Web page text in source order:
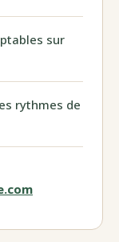
sur
rythmes de